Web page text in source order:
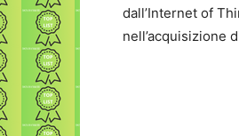
dall’Internet of
nell’acquisizione